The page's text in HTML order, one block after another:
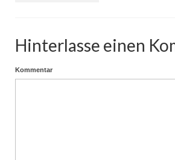
Hinterlasse einen
Kommentar